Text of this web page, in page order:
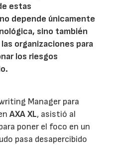
estas
depende únicamente
sino también
organizaciones para
los riesgos
Manager para
AXA XL, asistió al
poner el foco en un
pasa desapercibido